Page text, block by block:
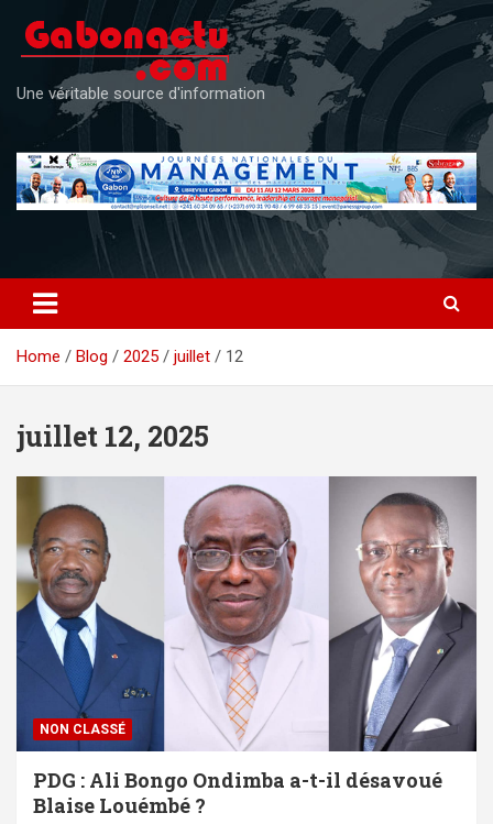
content
Une véritable source d'information
Home Blog 2025 juillet 12
juillet 12, 2025
NON CLASSÉ
PDG : Ali Bongo Ondimba a-t-il désavoué
Blaise Louémbé ?